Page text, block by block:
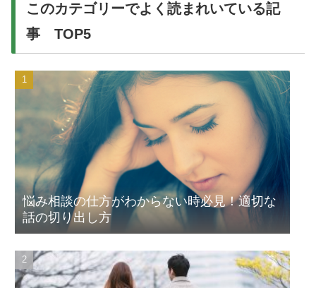
このカテゴリーでよく読まれいている記
事 TOP5
悩み相談の仕方がわからない時必見！適切な
話の切り出し方